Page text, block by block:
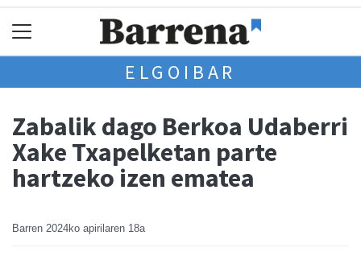
ELGOIBAR
Zabalik dago Berkoa Udaberri
Xake Txapelketan parte
hartzeko izen ematea
Barren 2024ko apirilaren 18a